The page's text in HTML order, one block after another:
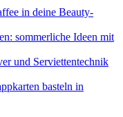
in deine Beauty-
sommerliche Ideen mit
und Serviettentechnik
basteln in